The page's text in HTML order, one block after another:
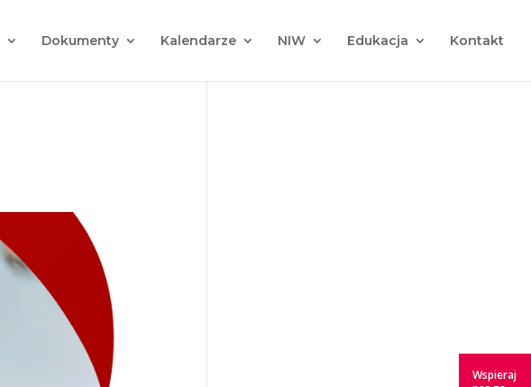
Dokumenty Kalendarze NIW Edukacja Kontakt
Wspieraj